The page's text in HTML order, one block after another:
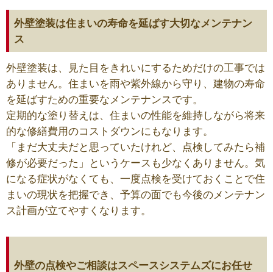
外壁塗装は住まいの寿命を延ばす大切なメンテナン
ス
外壁塗装は、見た目をきれいにするためだけの工事では
ありません。住まいを雨や紫外線から守り、建物の寿命
を延ばすための重要なメンテナンスです。
定期的な塗り替えは、住まいの性能を維持しながら将来
的な修繕費用のコストダウンにもなります。
「まだ大丈夫だと思っていたけれど、点検してみたら補
修が必要だった」というケースも少なくありません。気
になる症状がなくても、一度点検を受けておくことで住
まいの現状を把握でき、予算の面でも今後のメンテナン
ス計画が立てやすくなります。
外壁の点検やご相談はスペースシステムズにお任せ